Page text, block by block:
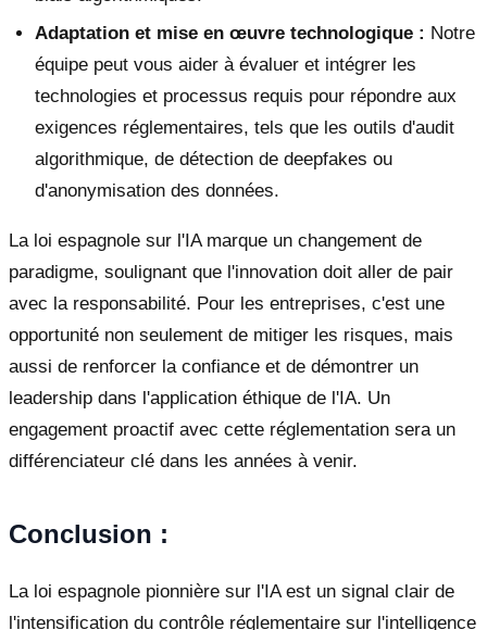
Adaptation et mise en œuvre technologique : Notre
équipe peut vous aider à évaluer et intégrer les
technologies et processus requis pour répondre aux
exigences réglementaires, tels que les outils d'audit
algorithmique, de détection de deepfakes ou
d'anonymisation des données.
La loi espagnole sur l'IA marque un changement de
paradigme, soulignant que l'innovation doit aller de pair
avec la responsabilité. Pour les entreprises, c'est une
opportunité non seulement de mitiger les risques, mais
aussi de renforcer la confiance et de démontrer un
leadership dans l'application éthique de l'IA. Un
engagement proactif avec cette réglementation sera un
différenciateur clé dans les années à venir.
Conclusion :
La loi espagnole pionnière sur l'IA est un signal clair de
l'intensification du contrôle réglementaire sur l'intelligence